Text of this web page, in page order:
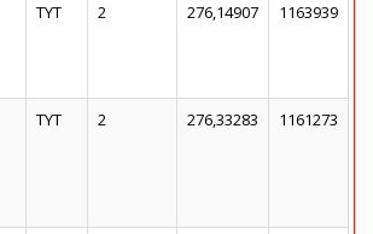
TYT 2 276,14907 1163939
TYT 2 276,33283 1161273